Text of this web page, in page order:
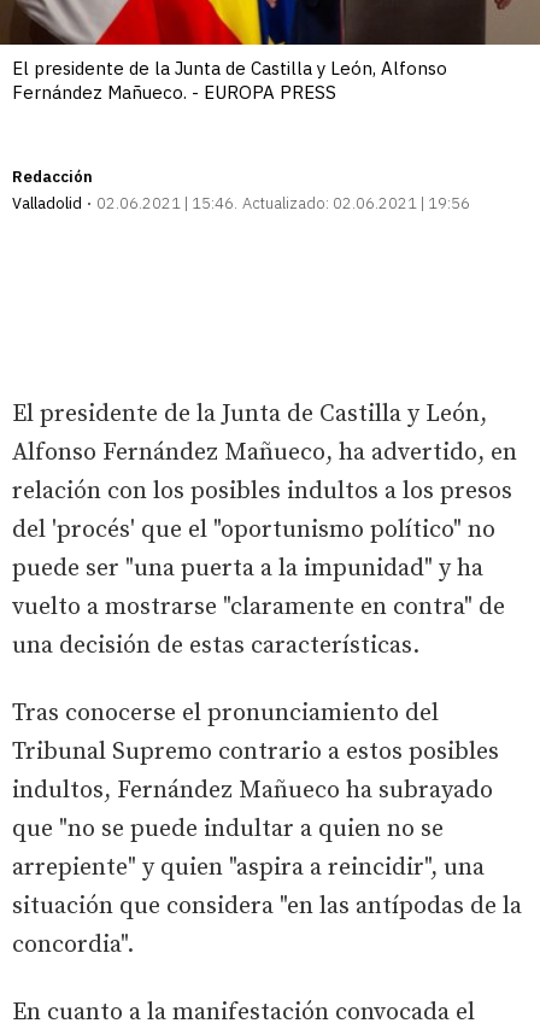
El presidente de la Junta de Castilla y León, Alfonso
Fernández Mañueco. - EUROPA PRESS
Redacción
Valladolid
02.06.2021 | 15:46 Actualizado: 02.06.2021 | 19:56
El presidente de la Junta de Castilla y León,
Alfonso Fernández Mañueco, ha advertido, en
relación con los posibles indultos a los presos
del 'procés' que el "oportunismo político" no
puede ser "una puerta a la impunidad" y ha
vuelto a mostrarse "claramente en contra" de
una decisión de estas características.
Tras conocerse el pronunciamiento del
Tribunal Supremo contrario a estos posibles
indultos, Fernández Mañueco ha subrayado
que "no se puede indultar a quien no se
arrepiente" y quien "aspira a reincidir", una
situación que considera "en las antípodas de la
concordia".
En cuanto a la manifestación convocada el